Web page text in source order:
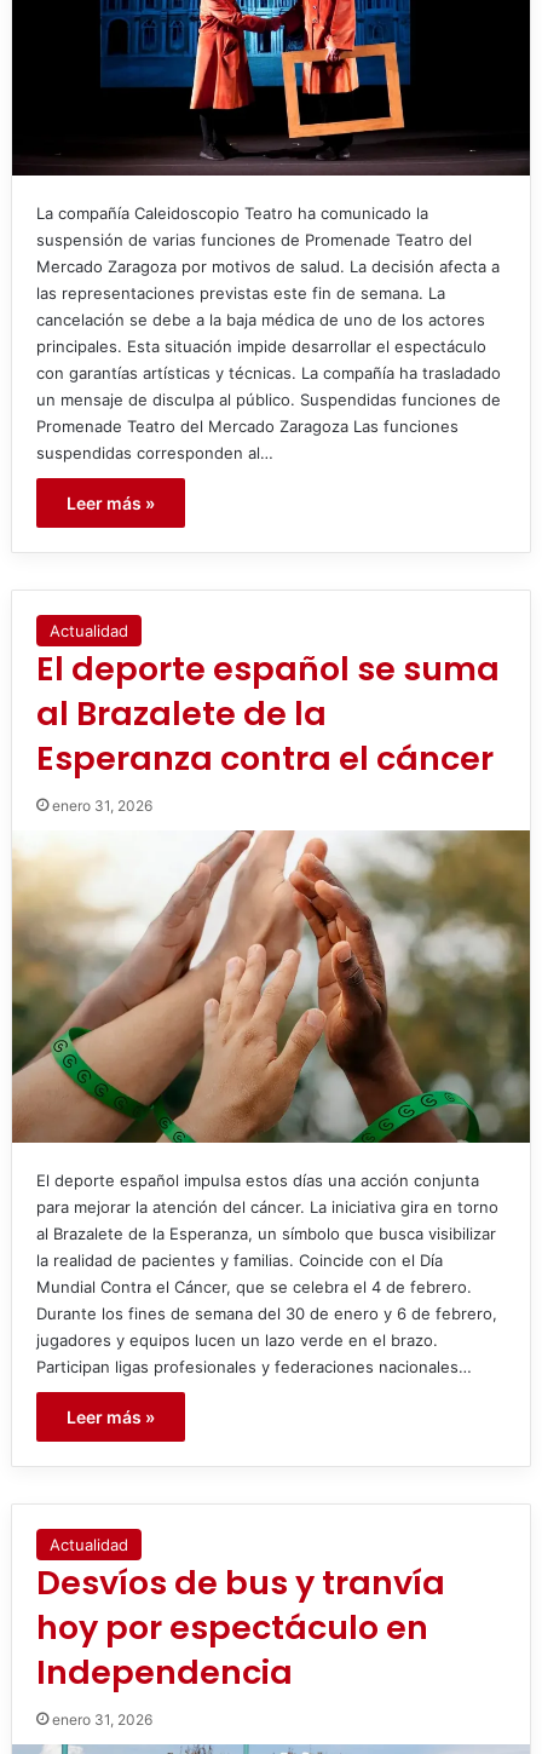
La compañía Caleidoscopio Teatro ha comunicado la
suspensión de varias funciones de Promenade Teatro del
Mercado Zaragoza por motivos de salud. La decisión afecta a
las representaciones previstas este fin de semana. La
cancelación se debe a la baja médica de uno de los actores
principales. Esta situación impide desarrollar el espectáculo
con garantías artísticas y técnicas. La compañía ha trasladado
un mensaje de disculpa al público. Suspendidas funciones de
Promenade Teatro del Mercado Zaragoza Las funciones
suspendidas corresponden al…
Leer más »
Actualidad
El deporte español se suma
al Brazalete de la
Esperanza contra el cáncer
enero 31, 2026
El deporte español impulsa estos días una acción conjunta
para mejorar la atención del cáncer. La iniciativa gira en torno
al Brazalete de la Esperanza, un símbolo que busca visibilizar
la realidad de pacientes y familias. Coincide con el Día
Mundial Contra el Cáncer, que se celebra el 4 de febrero.
Durante los fines de semana del 30 de enero y 6 de febrero,
jugadores y equipos lucen un lazo verde en el brazo.
Participan ligas profesionales y federaciones nacionales…
Leer más »
Actualidad
Desvíos de bus y tranvía
hoy por espectáculo en
Independencia
enero 31, 2026